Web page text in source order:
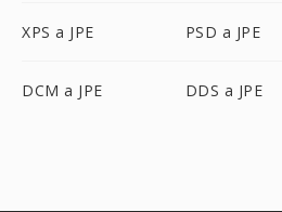
XPS a JPE PSD a JPE
DCM a JPE DDS a JPE